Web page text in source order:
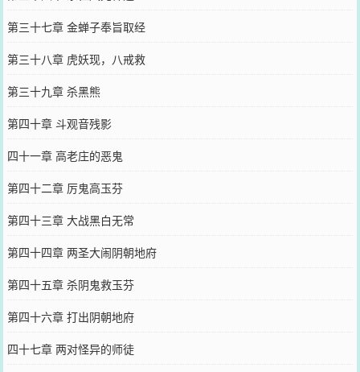
第三十七章 金蝉子奉旨取经
第三十八章 虎妖现，八戒救
第三十九章 杀黑熊
第四十章 斗观音残影
四十一章 高老庄的恶鬼
第四十二章 厉鬼高玉芬
第四十三章 大战黑白无常
第四十四章 两圣大闹阴朝地府
第四十五章 杀阴鬼救玉芬
第四十六章 打出阴朝地府
四十七章 两对怪异的师徒